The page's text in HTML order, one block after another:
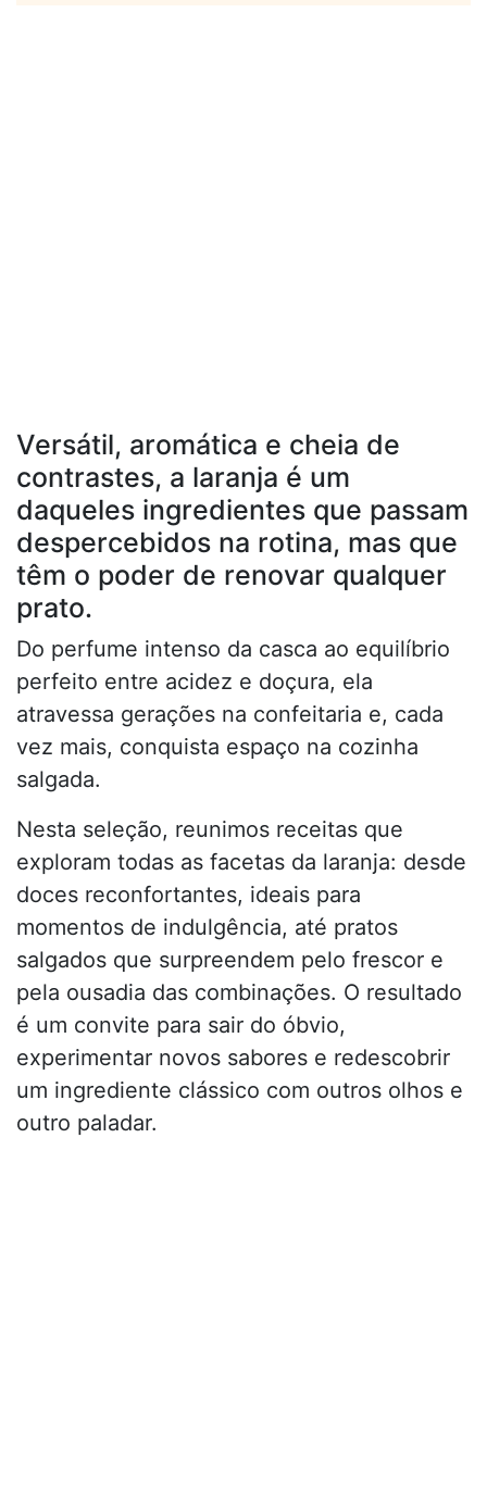
Versátil, aromática e cheia de
contrastes, a laranja é um
daqueles ingredientes que passam
despercebidos na rotina, mas que
têm o poder de renovar qualquer
prato.
Do perfume intenso da casca ao equilíbrio
perfeito entre acidez e doçura, ela
atravessa gerações na confeitaria e, cada
vez mais, conquista espaço na cozinha
salgada.
Nesta seleção, reunimos receitas que
exploram todas as facetas da laranja: desde
doces reconfortantes, ideais para
momentos de indulgência, até pratos
salgados que surpreendem pelo frescor e
pela ousadia das combinações. O resultado
é um convite para sair do óbvio,
experimentar novos sabores e redescobrir
um ingrediente clássico com outros olhos e
outro paladar.